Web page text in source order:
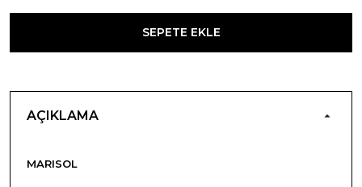
SEPETE EKLE
AÇIKLAMA
MARISOL